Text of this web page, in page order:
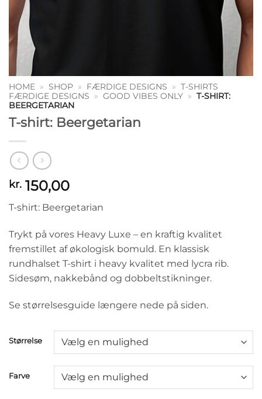
HOME » SHOP » FÆRDIGE DESIGNS » T-SHIRTS
FÆRDIGE DESIGNS
» GOOD VIBES ONLY » T-SHIRT:
BEERGETARIAN
T-shirt: Beergetarian
kr. 150,00
T-shirt: Beergetarian
Trykt på vores Heavy Luxe – en kraftig kvalitet
fremstillet af økologisk bomuld. En klassisk
rundhalset T-shirt i heavy kvalitet med lycra rib.
Sidesøm, nakkebånd og dobbeltstikninger.
Se størrelsesguide længere nede på siden.
Størrelse
Farve